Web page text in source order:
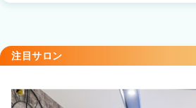
注目サロン